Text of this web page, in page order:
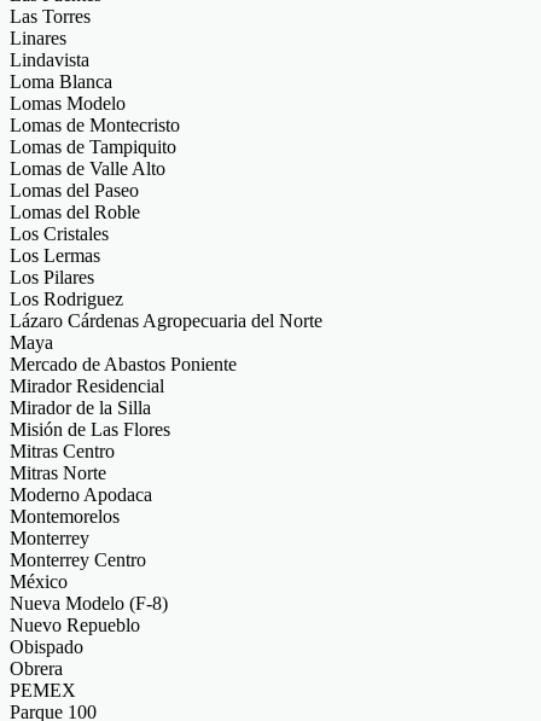
Las Torres
Linares
Lindavista
Loma Blanca
Lomas Modelo
Lomas de Montecristo
Lomas de Tampiquito
Lomas de Valle Alto
Lomas del Paseo
Lomas del Roble
Los Cristales
Los Lermas
Los Pilares
Los Rodriguez
Lázaro Cárdenas Agropecuaria del Norte
Maya
Mercado de Abastos Poniente
Mirador Residencial
Mirador de la Silla
Misión de Las Flores
Mitras Centro
Mitras Norte
Moderno Apodaca
Montemorelos
Monterrey
Monterrey Centro
México
Nueva Modelo (F-8)
Nuevo Repueblo
Obispado
Obrera
PEMEX
Parque 100